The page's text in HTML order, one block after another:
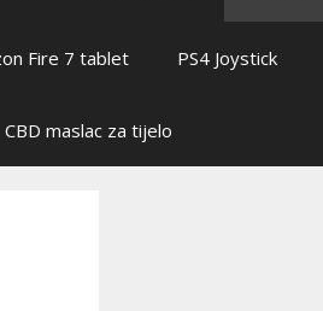
Fire 7 tablet PS4 Joystick
CBD maslac za tijelo